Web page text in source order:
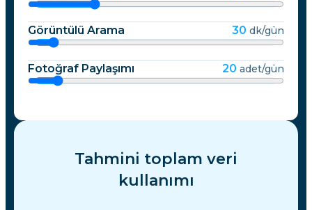
Görüntülü Arama 30 dk/gün
Fotoğraf Paylaşımı 20 adet/gün
Tahmini toplam veri
kullanımı